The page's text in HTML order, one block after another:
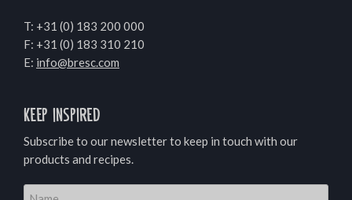
T: +31 (0) 183 200 000
F: +31 (0) 183 310 210
E: info@bresc.com
Keep inspired
Subscribe to our newsletter to keep in touch with our
products and recipes.